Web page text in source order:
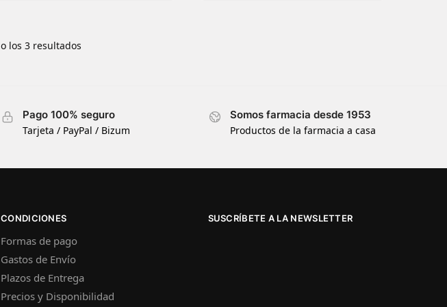
los 3 resultados
Pago 100% seguro
Tarjeta / PayPal / Bizum
Somos farmacia desde 1953
Productos de la farmacia a casa
CONDICIONES
Formas de pago
Gastos de Envío
Plazos de Entrega
Precios y Disponibilidad
SUSCRÍBETE A LA NEWSLETTER